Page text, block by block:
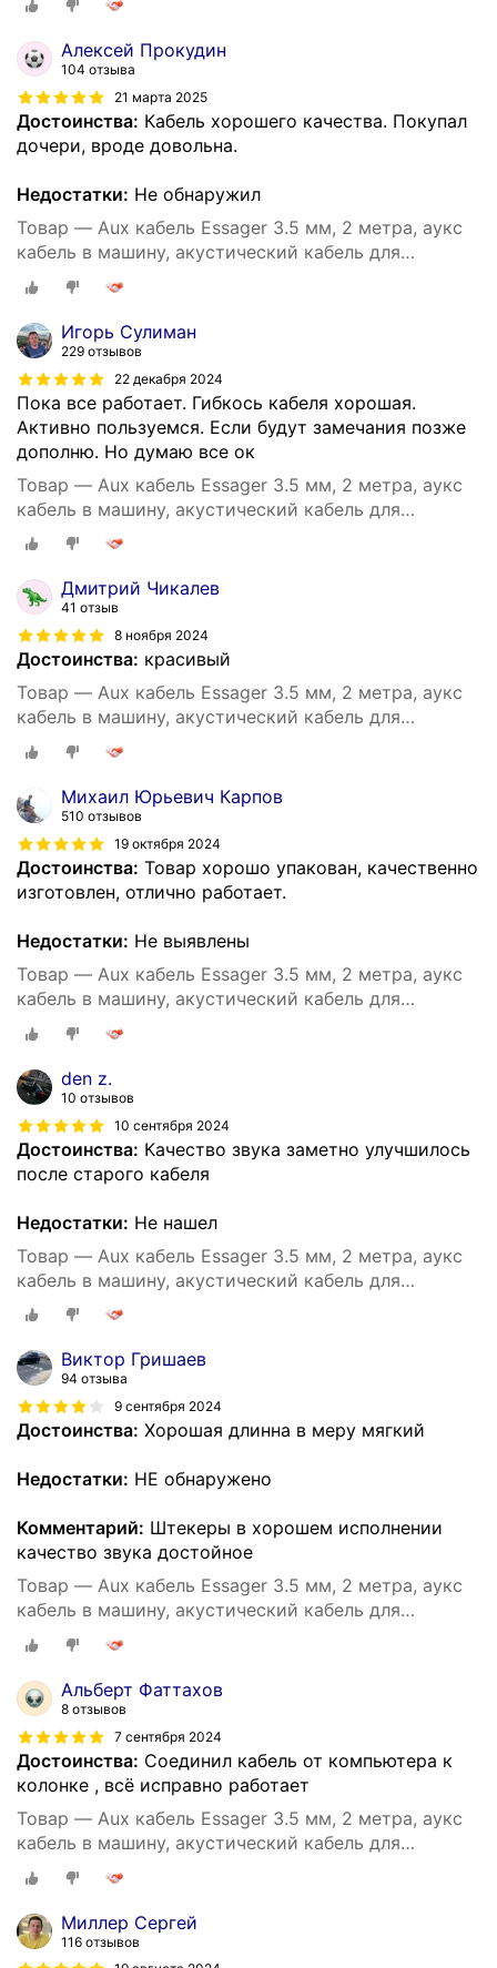
Алексей Прокудин
104 отзыва
21 марта 2025
Достоинства: Кабель хорошего качества. Покупал
дочери, вроде довольна.
Недостатки: Не обнаружил
Товар — Aux кабель Essager 3.5 мм, 2 метра, аукс
кабель в машину, акустический кабель для
наушников, аудио кабель 3.5 мм (Серый)
Игорь Сулиман
229 отзывов
22 декабря 2024
Пока все работает. Гибкось кабеля хорошая.
Активно пользуемся. Если будут замечания позже
дополню. Но думаю все ок
Товар — Aux кабель Essager 3.5 мм, 2 метра, аукс
кабель в машину, акустический кабель для
наушников, аудио кабель 3.5 мм (Серый)
Дмитрий Чикалев
41 отзыв
8 ноября 2024
Достоинства: красивый
Товар — Aux кабель Essager 3.5 мм, 2 метра, аукс
кабель в машину, акустический кабель для
наушников, аудио кабель 3.5 мм (Серый)
Михаил Юрьевич Карпов
510 отзывов
19 октября 2024
Достоинства: Товар хорошо упакован, качественно
изготовлен, отлично работает.
Недостатки: Не выявлены
Товар — Aux кабель Essager 3.5 мм, 2 метра, аукс
кабель в машину, акустический кабель для
наушников, аудио кабель 3.5 мм (Серый)
den z.
10 отзывов
10 сентября 2024
Достоинства: Качество звука заметно улучшилось
после старого кабеля
Недостатки: Не нашел
Товар — Aux кабель Essager 3.5 мм, 2 метра, аукс
кабель в машину, акустический кабель для
наушников, аудио кабель 3.5 мм (Серый)
Виктор Гришаев
94 отзыва
9 сентября 2024
Достоинства: Хорошая длинна в меру мягкий
Недостатки: НЕ обнаружено
Комментарий: Штекеры в хорошем исполнении
качество звука достойное
Товар — Aux кабель Essager 3.5 мм, 2 метра, аукс
кабель в машину, акустический кабель для
наушников, аудио кабель 3.5 мм (Серый)
Альберт Фаттахов
8 отзывов
7 сентября 2024
Достоинства: Соединил кабель от компьютера к
колонке , всё исправно работает
Товар — Aux кабель Essager 3.5 мм, 2 метра, аукс
кабель в машину, акустический кабель для
наушников, аудио кабель 3.5 мм (Серый)
Миллер Сергей
116 отзывов